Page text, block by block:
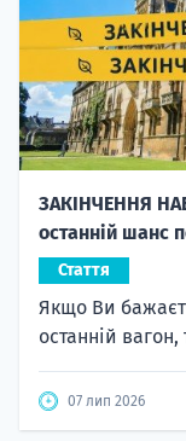
ЗАКІНЧЕННЯ
останній шанс
Стаття
Якщо Ви
останній
07 лип 2026